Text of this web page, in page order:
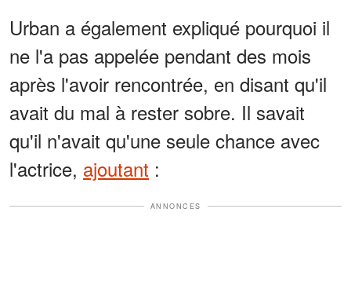
Urban a également expliqué pourquoi il
ne l'a pas appelée pendant des mois
après l'avoir rencontrée, en disant qu'il
avait du mal à rester sobre. Il savait
qu'il n'avait qu'une seule chance avec
l'actrice, ajoutant :
ANNONCES